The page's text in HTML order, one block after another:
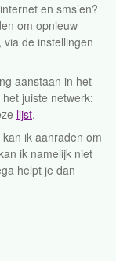
en sms’en?
om opnieuw
de instellingen
aanstaan in het
juiste netwerk:
lijst.
ik aanraden om
ik namelijk niet
helpt je dan